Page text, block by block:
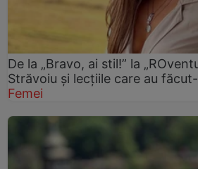
De la „Bravo, ai stil!” la
Străvoiu și lecțiile care au
Femei